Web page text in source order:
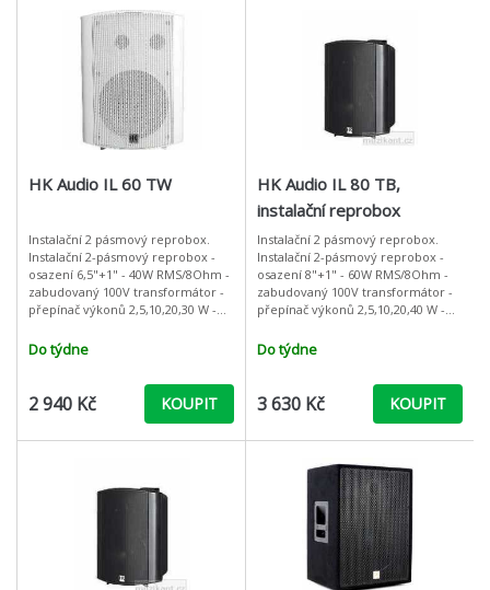
HK Audio IL 60 TW
Instalační 2 pásmový reprobox.
Instalační 2-pásmový reprobox -
osazení 6,5"+1" - 40W RMS/8Ohm -
zabudovaný 100V transformátor -
přepínač výkonů 2,5,10,20,30 W -
Do týdne
2 940 Kč KOUPIT
HK Audio IL 80 TB,
instalační reprobox
Instalační 2 pásmový reprobox.
Instalační 2-pásmový reprobox -
osazení 8"+1" - 60W RMS/8Ohm -
zabudovaný 100V transformátor -
přepínač výkonů 2,5,10,20,40 W -
Doporučené aplika
Do týdne
3 630 Kč KOUPIT